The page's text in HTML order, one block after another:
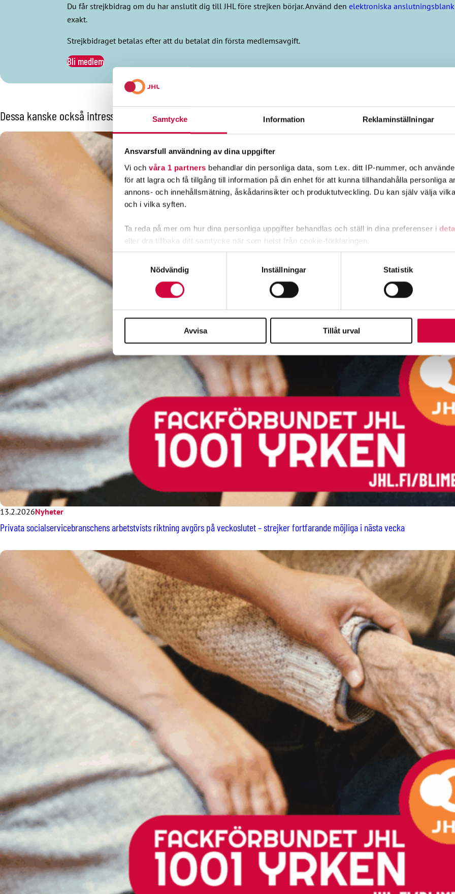
Samtycke Information Reklaminställningar
Ansvarsfull användning av dina uppgifter
Vi och våra 1 partners behandlar din personliga data, som t.ex. ditt IP-nummer, och
för att lagra och få tillgång till information på din enhet för att kunna tillhandahålla personliga
annons- och innehållsmätning, åskådarinsikter och produktutveckling. Du kan själv välja
och i vilka syften.
Ta reda på mer om hur dina personliga uppgifter behandlas och ställ in dina preferenser i
eller dra tillbaka ditt samtycke när som helst från cookie-förklaringen.
Vi använder enhetsidentifierare för att anpassa innehållet och annonserna till användarna,
sociala medier och analysera vår trafik. Vi vidarebefordrar även sådana identifierare och
till de sociala medier och annons- och analysföretag som vi samarbetar med. Dessa kan i
Nödvändig
Inställningar Statistik
Avvisa Tillåt urval
Du får strejkbidrag om du har anslutit dig till JHL före strejken börjar. Använd den elektroniska
exakt.
Strejkbidraget betalas efter att du betalat din första medlemsavgift.
Bli medlem
Dessa kanske också intresserar dig
13.2.2026Nyheter
Privata socialservicebranschens arbetstvists riktning avgörs på veckoslutet – strejker fortfarande möjliga i nästa vecka